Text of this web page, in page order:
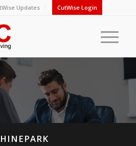
Updates CutWise Login